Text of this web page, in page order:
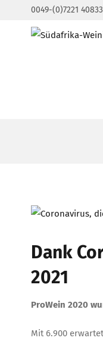
0049-(0)7221
Zeige
Bild
Dank
2021
ProWein 2020
Mit 6.900